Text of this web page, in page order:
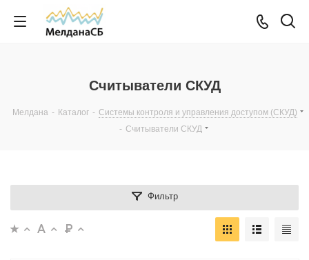
Считыватели СКУД
Мелдана - Каталог - Системы контроля и управления доступом (СКУД)
- Считыватели СКУД
Фильтр